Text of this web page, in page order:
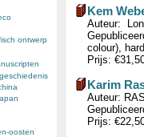
ontwerp
oosten
Kem
Auteur:
colour),
Prijs:
Karim
Auteur:
Prijs: